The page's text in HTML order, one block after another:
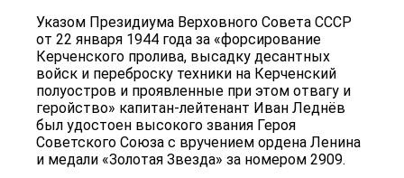
Указом Президиума Верховного Совета СССР
от 22 января 1944 года за «форсирование
Керченского пролива, высадку десантных
войск и переброску техники на Керченский
полуостров и проявленные при этом отвагу и
геройство» капитан-лейтенант Иван Леднёв
был удостоен высокого звания Героя
Советского Союза с вручением ордена Ленина
и медали «Золотая Звезда» за номером 2909.